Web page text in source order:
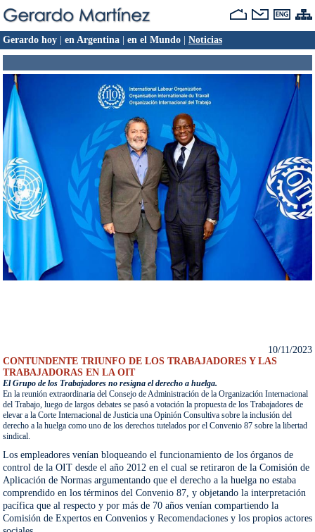
Gerardo hoy en Argentina en el Mundo Noticias
10/11/2023
CONTUNDENTE TRIUNFO DE LOS TRABAJADORES Y LAS
TRABAJADORAS EN LA OIT
El Grupo de los Trabajadores no resigna el derecho a huelga.
En la reunión extraordinaria del Consejo de Administración de la Organización Internacional
del Trabajo, luego de largos debates se pasó a votación la propuesta de los Trabajadores de
elevar a la Corte Internacional de Justicia una Opinión Consultiva sobre la inclusión del
derecho a la huelga como uno de los derechos tutelados por el Convenio 87 sobre la libertad
sindical.
Los empleadores venían bloqueando el funcionamiento de los órganos de
control de la OIT desde el año 2012 en el cual se retiraron de la Comisión de
Aplicación de Normas argumentando que el derecho a la huelga no estaba
comprendido en los términos del Convenio 87, y objetando la interpretación
pacífica que al respecto y por más de 70 años venían compartiendo la
Comisión de Expertos en Convenios y Recomendaciones y los propios actores